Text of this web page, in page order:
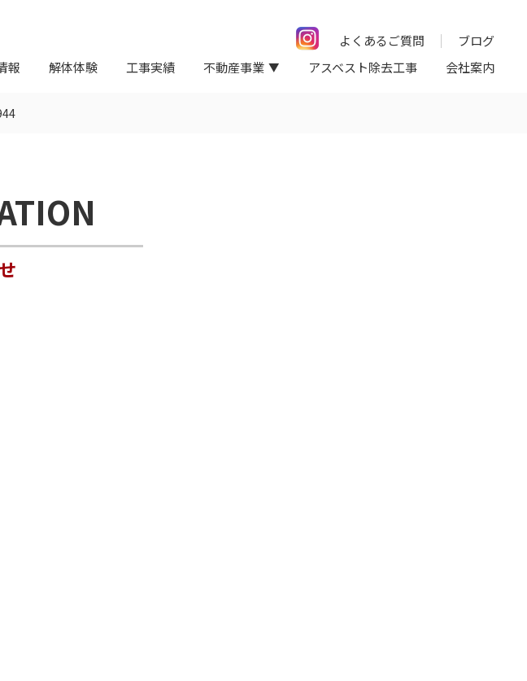
よくあるご質問
ブログ
報 解体体験 工事実績 不動産事業 アスベスト除去工事 会社案内